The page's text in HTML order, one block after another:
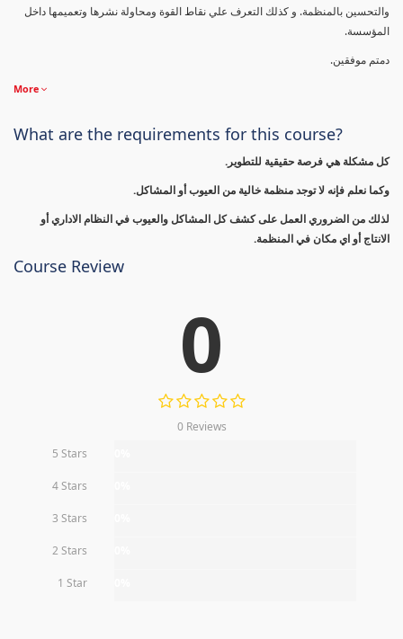
والتحسين بالمنظمة. و كذلك التعرف علي نقاط القوة ومحاولة نشرها وتعميمها داخل
المؤسسة.
دمتم موفقين.
More
What are the requirements for this course?
كل مشكلة هي فرصة حقيقية للتطوير.
وكما نعلم فإنه لا توجد منظمة خالية من العيوب أو المشاكل.
لذلك من الضروري العمل على كشف كل المشاكل والعيوب في النظام الاداري أو
الانتاج أو اي مكان في المنظمة.
Course Review
0
0 Reviews
5 Stars
4 Stars
3 Stars
2 Stars
1 Star